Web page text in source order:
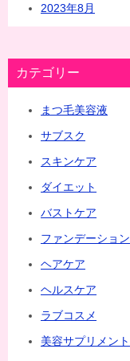
2023年8月
カテゴリー
まつ毛美容液
サブスク
スキンケア
ダイエット
バストケア
ファンデーション
ヘアケア
ヘルスケア
ラブコスメ
美容サプリメント